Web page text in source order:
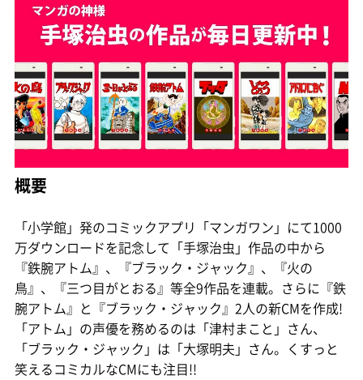
概要
「小学館」発のコミックアプリ「マンガワン」にて1000
万ダウンロードを記念して「手塚治虫」作品の中から
『鉄腕アトム』、『ブラック・ジャック』、『火の
鳥』、『三つ目がとおる』等全9作品を連載。さらに『鉄
腕アトム』と『ブラック・ジャック』2人の新CMを作成!
「アトム」の声優を務めるのは「津村まこと」さん、
「ブラック・ジャック」は「大塚明夫」さん。くすっと
笑えるコミカルなCMにも注目!!